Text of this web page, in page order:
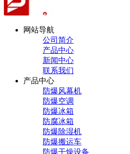
网站导航
公司简介
产品中心
新闻中心
联系我们
产品中心
防爆风幕机
防爆空调
防爆冰箱
防腐冰箱
防爆除湿机
防爆搬运车
防爆干燥设备